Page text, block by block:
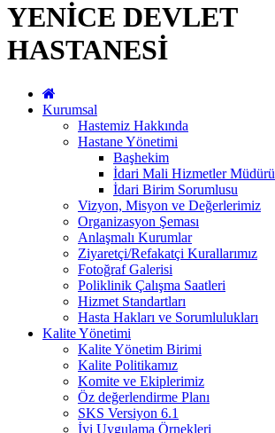
YENİCE DEVLET
HASTANESİ
Kurumsal
Hastemiz Hakkında
Hastane Yönetimi
Başhekim
İdari Mali Hizmetler Müdürü
İdari Birim Sorumlusu
Vizyon, Misyon ve Değerlerimiz
Organizasyon Şeması
Anlaşmalı Kurumlar
Ziyaretçi/Refakatçi Kurallarımız
Fotoğraf Galerisi
Poliklinik Çalışma Saatleri
Hizmet Standartları
Hasta Hakları ve Sorumlulukları
Kalite Yönetimi
Kalite Yönetim Birimi
Kalite Politikamız
Komite ve Ekiplerimiz
Öz değerlendirme Planı
SKS Versiyon 6.1
İyi Uygulama Örnekleri